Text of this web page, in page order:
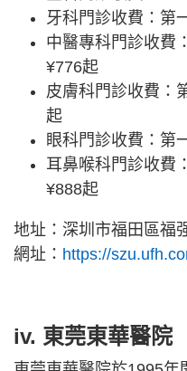
牙科門診收費：第
中醫專科門診收費
¥776起
皮膚科門診收費：
起
眼科門診收費：第
耳鼻喉科門診收費
¥888起
地址：深圳市福田區福
網址： https://
iv. 東莞東華醫院